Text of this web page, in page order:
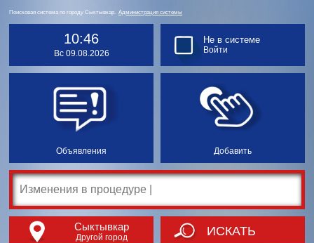
Поисковая система по городу Сыктывкар. Администрация системы
10:46
Вс 09.08.2026
Объявления Добавить
Не в системе
Войти
Сыктывкар
Другой город ИСКАТЬ